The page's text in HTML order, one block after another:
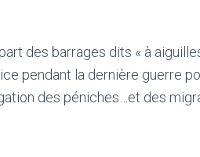
des barrages dits « à
pendant la dernière guerre
des péniches…et des